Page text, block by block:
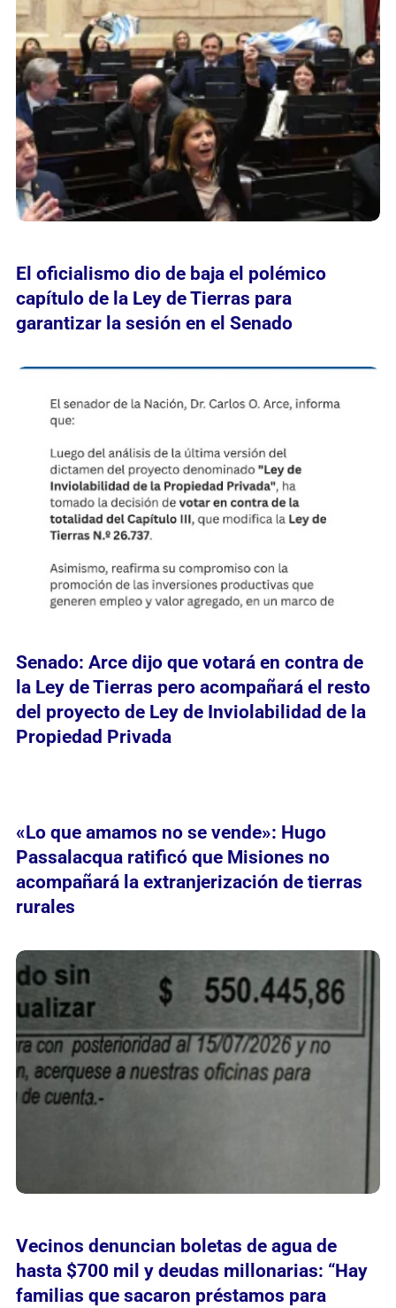
El oficialismo dio de baja el polémico
capítulo de la Ley de Tierras para
garantizar la sesión en el Senado
Senado: Arce dijo que votará en contra de
la Ley de Tierras pero acompañará el resto
del proyecto de Ley de Inviolabilidad de la
Propiedad Privada
«Lo que amamos no se vende»: Hugo
Passalacqua ratificó que Misiones no
acompañará la extranjerización de tierras
rurales
Vecinos denuncian boletas de agua de
hasta $700 mil y deudas millonarias: “Hay
familias que sacaron préstamos para